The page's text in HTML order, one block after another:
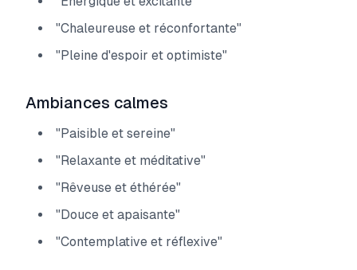
"Chaleureuse et réconfortante"
"Pleine d'espoir et optimiste"
Ambiances calmes
"Paisible et sereine"
"Relaxante et méditative"
"Rêveuse et éthérée"
"Douce et apaisante"
"Contemplative et réflexive"